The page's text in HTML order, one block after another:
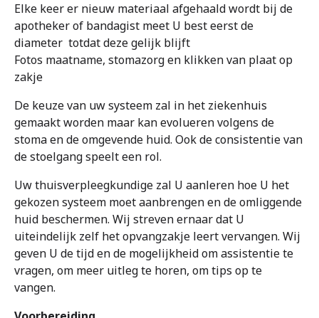
Elke keer er nieuw materiaal afgehaald wordt bij de
apotheker of bandagist meet U best eerst de
diameter totdat deze gelijk blijft
Fotos maatname, stomazorg en klikken van plaat op
zakje
De keuze van uw systeem zal in het ziekenhuis
gemaakt worden maar kan evolueren volgens de
stoma en de omgevende huid. Ook de consistentie van
de stoelgang speelt een rol.
Uw thuisverpleegkundige zal U aanleren hoe U het
gekozen systeem moet aanbrengen en de omliggende
huid beschermen. Wij streven ernaar dat U
uiteindelijk zelf het opvangzakje leert vervangen. Wij
geven U de tijd en de mogelijkheid om assistentie te
vragen, om meer uitleg te horen, om tips op te
vangen.